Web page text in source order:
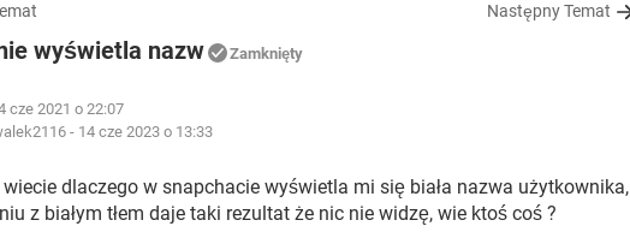
Następny Temat
wyświetla nazw Zamknięty
cze 2021 o 22:07
- 14 cze 2023 o 13:33
dlaczego w snapchacie wyświetla mi się biała nazwa użytkownika,
z białym tłem daje taki rezultat że nic nie widzę, wie ktoś coś ?